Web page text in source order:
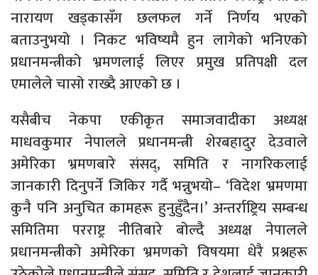
नारायण खड्कासँग छलफल गर्ने निर्णय भएको
बताउनुभयो । निकट भविष्यमै हुन लागेको भनिएको
प्रधानमन्त्रीको भ्रमणलाई लिएर प्रमुख प्रतिपक्षी दल
एमालेले चासो राख्दै आएको छ ।
यसैबीच नेकपा एकीकृत समाजवादीका अध्यक्ष
माधवकुमार नेपालले प्रधानमन्त्री शेरबहादुर देउवाले
अमेरिका भ्रमणबारे संसद्, समिति र नागरिकलाई
जानकारी दिनुपर्ने जिकिर गर्दै भन्नुभयो– ‘विदेश भ्रमणमा
कुनै पनि अनुचित कामहरू हुनुहुँदैन।’ अन्तर्राष्ट्रिय सम्बन्ध
समितिमा परराष्ट्र नीतिबारे बोल्दै अध्यक्ष नेपालले
प्रधानमन्त्रीको अमेरिका भ्रमणको विषयमा धेरै प्रश्नहरू